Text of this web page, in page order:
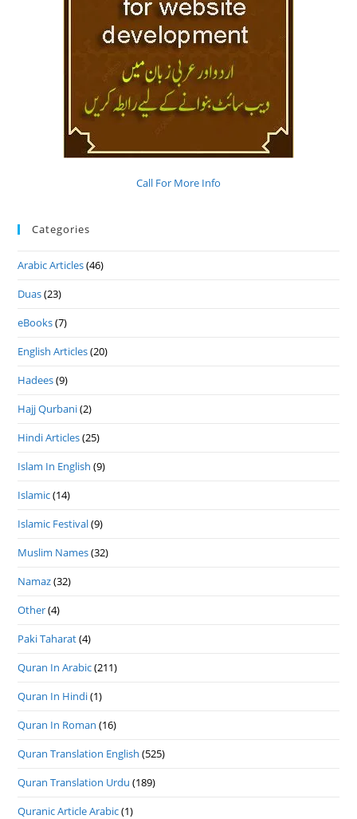
Call For More Info
Categories
Arabic Articles(46)
Duas(23)
eBooks(7)
English Articles(20)
Hadees(9)
Hajj Qurbani(2)
Hindi Articles(25)
Islam In English (9)
Islamic(14)
Islamic Festival(9)
Muslim Names(32)
Namaz(32)
Other(4)
Paki Taharat(4)
Quran In Arabic(211)
Quran In Hindi(1)
Quran In Roman (16)
Quran Translation English (525)
Quran Translation Urdu (189)
Quranic Article Arabic(1)